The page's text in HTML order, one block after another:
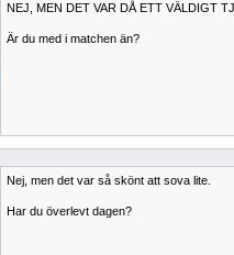
NEJ, MEN DET VAR DÅ ETT VÄLDIGT
Är du med i matchen än?
Nej, men det var så skönt att sova lite.
Har du överlevt dagen?